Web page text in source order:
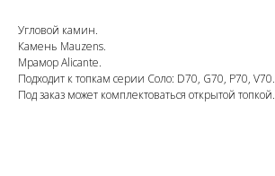
Угловой камин.
Камень Mauzens.
Мрамор Alicante.
Подходит к топкам серии Соло: D70, G70, P70, V70.
Под заказ может комплектоваться открытой топкой.